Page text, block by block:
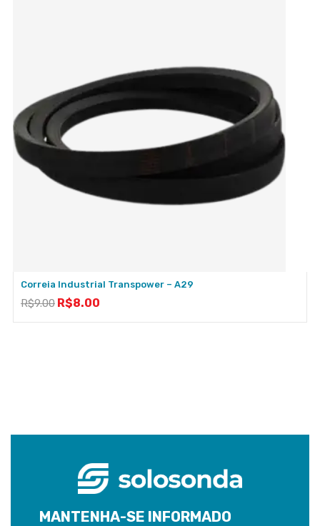
Correia Industrial Transpower – A29
R$9.00 R$8.00
MANTENHA-SE INFORMADO